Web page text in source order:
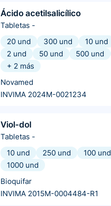
Ácido acetilsalicílico
Tabletas -
20 und
300 und 10 und
2 und
50 und 500 und
+ 2 más
Novamed
INVIMA 2024M-0021234
Viol-dol
Tabletas -
10 und
250 und 100 und
1000 und
Bioquifar
INVIMA 2015M-0004484-R1